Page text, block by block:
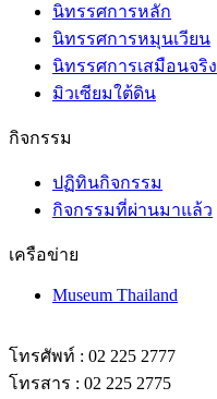
นิทรรศการหลัก
นิทรรศการหมุนเวียน
นิทรรศการเสมือนจริง
มิวเซียมใต้ดิน
กิจกรรม
ปฏิทินกิจกรรม
กิจกรรมที่ผ่านมาแล้ว
เครือข่าย
Museum Thailand
โทรศัพท์ : 02 225 2777
โทรสาร : 02 225 2775